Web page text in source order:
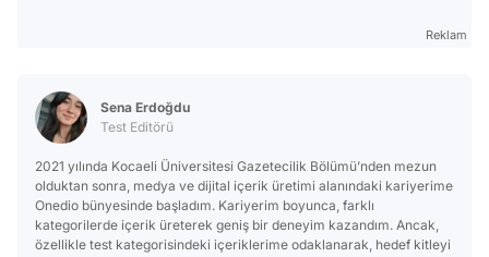
Reklam
Sena Erdoğdu
Test Editörü
2021 yılında Kocaeli Üniversitesi Gazetecilik Bölümü’nden mezun
olduktan sonra, medya ve dijital içerik üretimi alanındaki kariyerime
Onedio bünyesinde başladım. Kariyerim boyunca, farklı
kategorilerde içerik üreterek geniş bir deneyim kazandım. Ancak,
özellikle test kategorisindeki içeriklerime odaklanarak, hedef kitleyi